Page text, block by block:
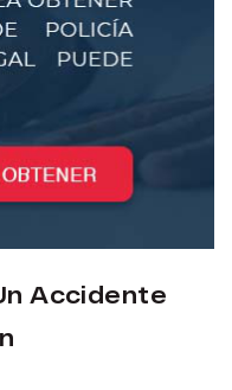
Accidente